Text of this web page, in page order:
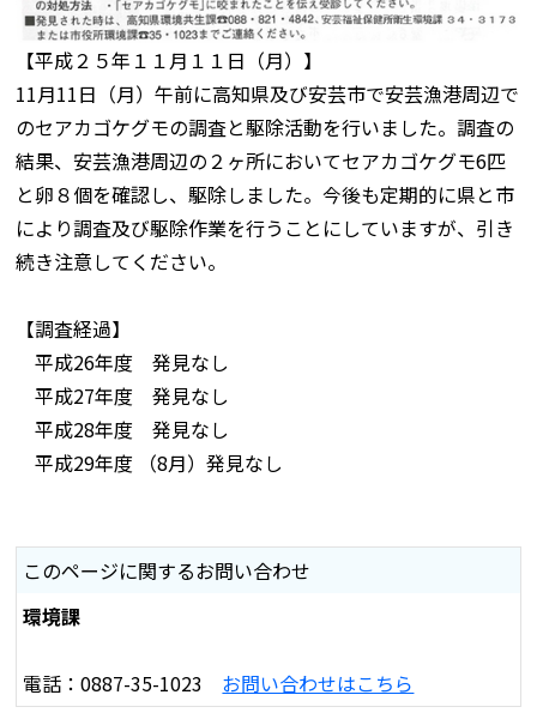
【平成２５年１１月１１日（月）】
11月11日（月）午前に高知県及び安芸市で安芸漁港周辺で
のセアカゴケグモの調査と駆除活動を行いました。調査の
結果、安芸漁港周辺の２ヶ所においてセアカゴケグモ6匹
と卵８個を確認し、駆除しました。今後も定期的に県と市
により調査及び駆除作業を行うことにしていますが、引き
続き注意してください。
【調査経過】
平成26年度 発見なし
平成27年度 発見なし
平成28年度 発見なし
平成29年度 （8月）発見なし
このページに関するお問い合わせ
環境課
電話：0887-35-1023 お問い合わせはこちら